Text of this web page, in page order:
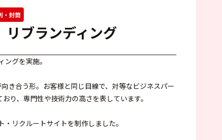
・封筒
ブランディング
グを実施。
き合う形。お客様と同じ目線で、対等なビジネスパー
り、専門性や技術力の高さを表しています。
リクルートサイトを制作しました。